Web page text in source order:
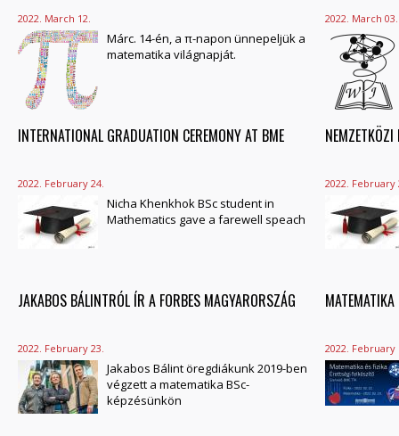
2022. March 12.
Márc. 14-én, a π-napon ünnepeljük a
matematika világnapját.
2022. March 03.
INTERNATIONAL GRADUATION CEREMONY AT BME
2022. February 24.
Nicha Khenkhok BSc student in
Mathematics gave a farewell speach
2022. February
JAKABOS BÁLINTRÓL ÍR A FORBES MAGYARORSZÁG
2022. February 23.
Jakabos Bálint öregdiákunk 2019-ben
végzett a matematika BSc-
képzésünkön
MATEMATIKA
2022. February